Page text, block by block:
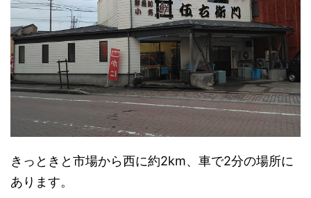
きっときと市場から西に約2km、車で2分の場所に
あります。